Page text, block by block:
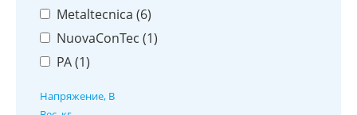
Metaltecnica (6)
NuovaConTec (1)
PA (1)
Напряжение, В